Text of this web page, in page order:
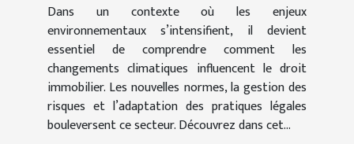
Dans un contexte où les enjeux
environnementaux s’intensifient, il devient
essentiel de comprendre comment les
changements climatiques influencent le droit
immobilier. Les nouvelles normes, la gestion des
risques et l’adaptation des pratiques légales
bouleversent ce secteur. Découvrez dans cet...